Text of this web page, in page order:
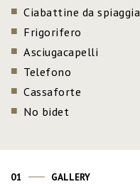
Ciabattine da spiaggia
Frigorifero
Asciugacapelli
Telefono
Cassaforte
No bidet
01 GALLERY